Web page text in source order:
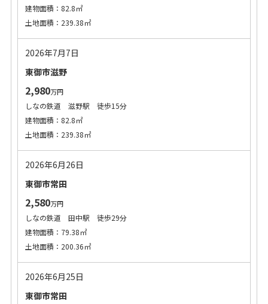
建物面積：82.8㎡
土地面積：239.38㎡
2026年7月7日
東御市滋野
2,980万円
しなの鉄道 滋野駅 徒歩15分
建物面積：82.8㎡
土地面積：239.38㎡
2026年6月26日
東御市常田
2,580万円
しなの鉄道 田中駅 徒歩29分
建物面積：79.38㎡
土地面積：200.36㎡
2026年6月25日
東御市常田